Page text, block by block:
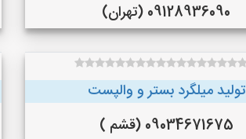
09128936090 (تهران)
تولید میلگرد بستر و والپست
09034671675 (قشم )